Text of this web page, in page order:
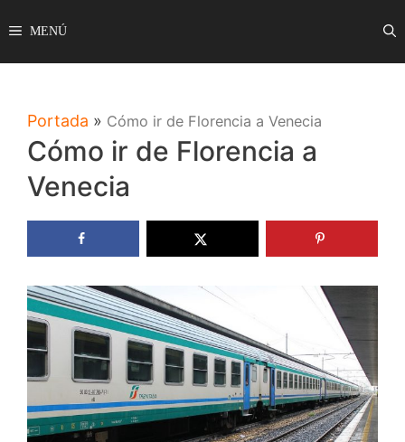
al
contenido
MENÚ
Portada » Cómo ir de Florencia a Venecia
Cómo ir de Florencia a
Venecia